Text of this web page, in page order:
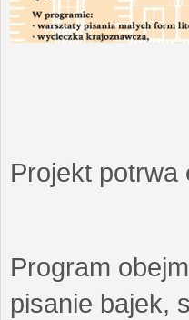
Projekt potrwa
Program
pisanie bajek,